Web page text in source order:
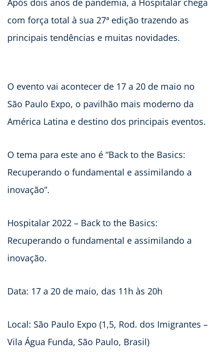
Após dois anos de pandemia, a Hospitalar chega
com força total à sua 27ª edição trazendo as
principais tendências e muitas novidades.
O evento vai acontecer de 17 a 20 de maio no
São Paulo Expo, o pavilhão mais moderno da
América Latina e destino dos principais eventos.
O tema para este ano é “Back to the Basics:
Recuperando o fundamental e assimilando a
inovação”.
Hospitalar 2022 – Back to the Basics:
Recuperando o fundamental e assimilando a
inovação.
Data: 17 a 20 de maio, das 11h às 20h
Local: São Paulo Expo (1,5, Rod. dos Imigrantes –
Vila Água Funda, São Paulo, Brasil)